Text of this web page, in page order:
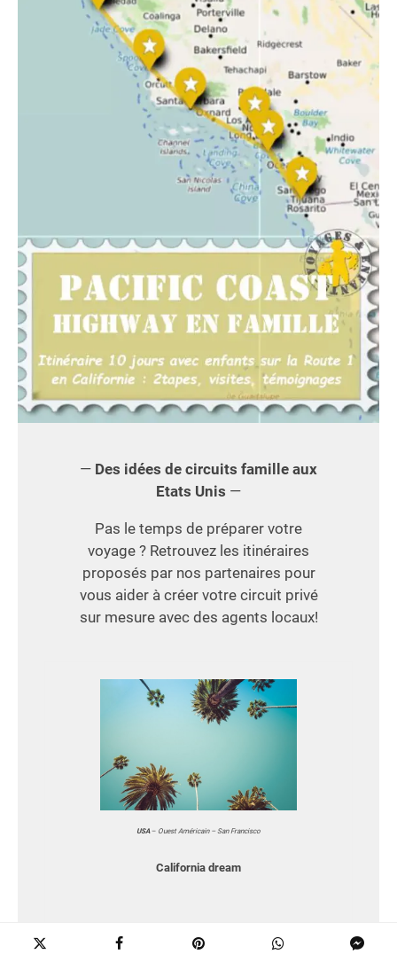
— Des idées de circuits famille aux
Etats Unis —
Pas le temps de préparer votre
voyage ? Retrouvez les itinéraires
proposés par nos partenaires pour
vous aider à créer votre circuit privé
sur mesure avec des agents locaux!
USA– Ouest Américain – San Francisco
California dream